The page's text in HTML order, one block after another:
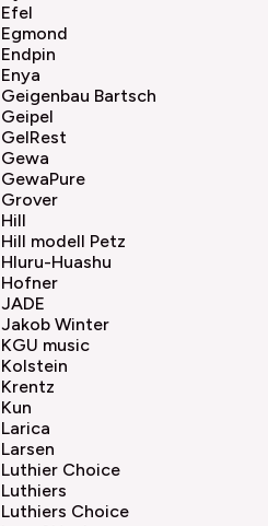
Efel
Egmond
Endpin
Enya
Geigenbau Bartsch
Geipel
GelRest
Gewa
GewaPure
Grover
Hill
Hill modell Petz
Hluru-Huashu
Hofner
JADE
Jakob Winter
KGU music
Kolstein
Krentz
Kun
Larica
Larsen
Luthier Choice
Luthiers
Luthiers Choice